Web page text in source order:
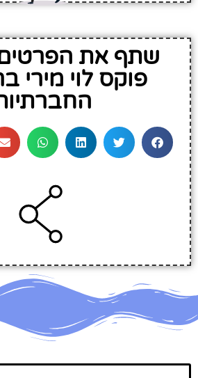
שתף את
פוקס לוי מירי